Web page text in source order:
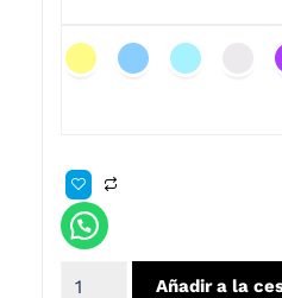
Añadir a la